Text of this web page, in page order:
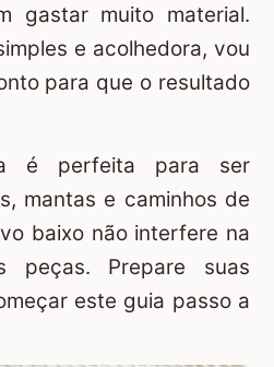
gastar muito material.
e acolhedora, vou
para que o resultado
é perfeita para ser
mantas e caminhos de
baixo não interfere na
peças. Prepare suas
este guia passo a